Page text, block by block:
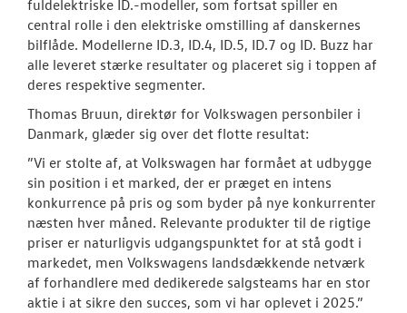
JOB OG
fuldelektriske ID.-modeller, som fortsat spiller en
central rolle i den elektriske omstilling af danskernes
bilflåde. Modellerne ID.3, ID.4, ID.5, ID.7 og ID. Buzz har
alle leveret stærke resultater og placeret sig i toppen af
deres respektive segmenter.
Thomas Bruun, direktør for Volkswagen personbiler i
Danmark, glæder sig over det flotte resultat:
”Vi er stolte af, at Volkswagen har formået at udbygge
sin position i et marked, der er præget en intens
konkurrence på pris og som byder på nye konkurrenter
næsten hver måned. Relevante produkter til de rigtige
priser er naturligvis udgangspunktet for at stå godt i
markedet, men Volkswagens landsdækkende netværk
af forhandlere med dedikerede salgsteams har en stor
aktie i at sikre den succes, som vi har oplevet i 2025.”